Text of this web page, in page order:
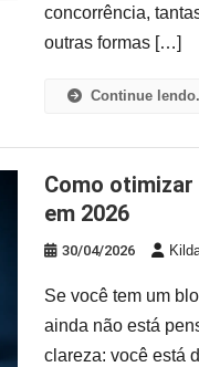
concorrência,
outras formas […]
Continue
Como otimizar anúncios do AdSense para mobile
em 2026
30/04/2026
Se você tem um
ainda não está
clareza: você está